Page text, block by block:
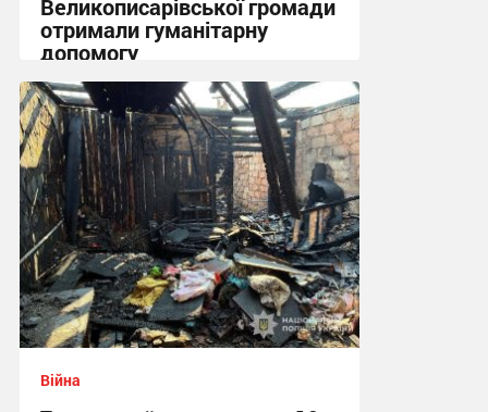
Великописарівської громади
отримали гуманітарну
допомогу
14:53 вчора
Війна